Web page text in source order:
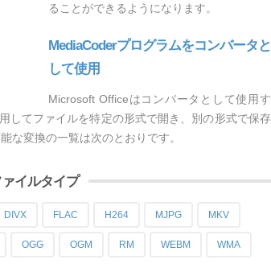
ることができるようになります。
MediaCoderプログラムをコンバータと
して使用
Microsoft Officeはコンバータとして使用す
してファイルを特定の形式で開き、別の形式で保存
な変換の一覧は次のとおりです。
イルタイプ
DIVX FLAC H264 MJPG MKV
OGG OGM RM WEBM WMA